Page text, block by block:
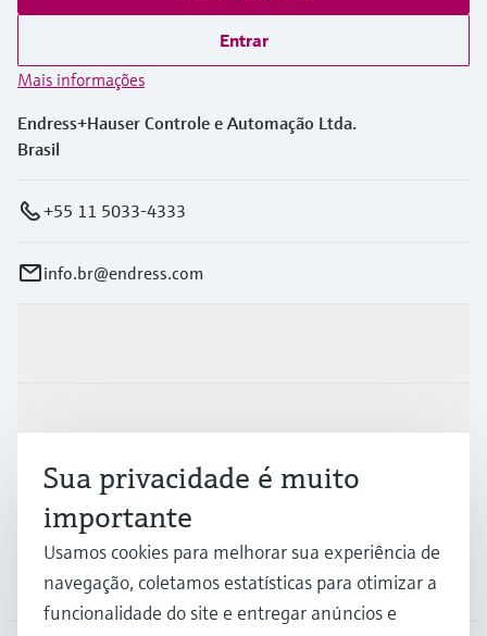
Entrar
Mais informações
Endress+Hauser Controle e Automação Ltda.
Brasil
+55 11 5033-4333
info.br@endress.com
Empresa
Sua privacidade é muito
importante
Usamos cookies para melhorar sua experiência de
navegação, coletamos estatísticas para otimizar a
funcionalidade do site e entregar anúncios e